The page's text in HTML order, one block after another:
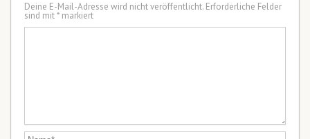
Deine E-Mail-Adresse wird nicht veröffentlicht. Erforderliche Felder
sind mit*markiert